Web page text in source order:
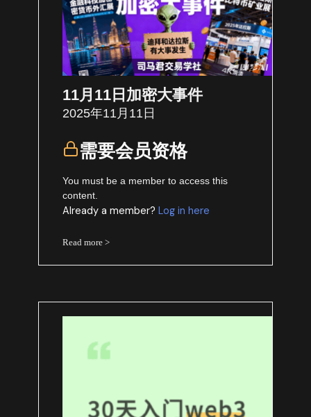
11月11日加密大事件
2025年11月11日
需要会员资格
You must be a member to access this
content.
Already a member?Log in here
Read more >